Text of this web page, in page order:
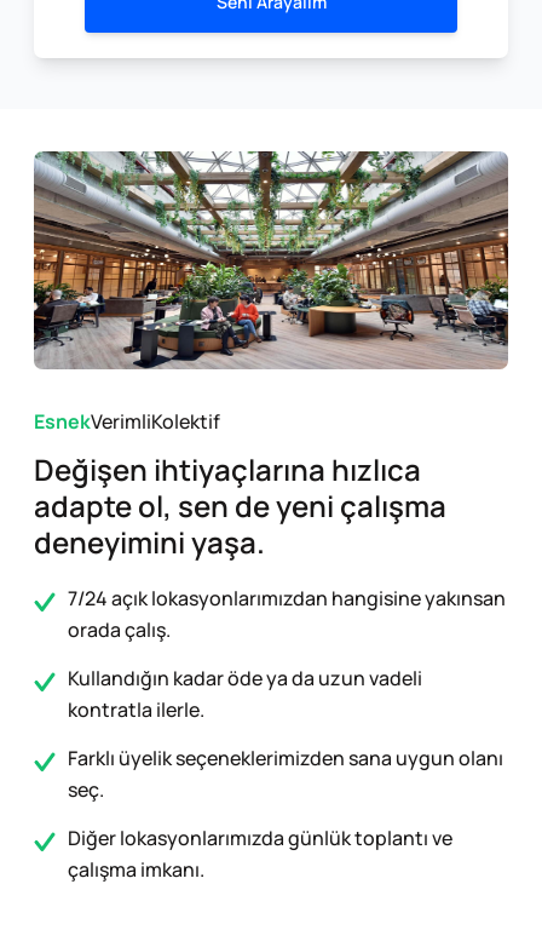
EsnekVerimliKolektif
Değişen ihtiyaçlarına hızlıca
adapte ol, sen de yeni çalışma
deneyimini yaşa.
7/24 açık lokasyonlarımızdan hangisine yakınsan
orada çalış.
Kullandığın kadar öde ya da uzun vadeli
kontratla ilerle.
Farklı üyelik seçeneklerimizden sana uygun olanı
seç.
Diğer lokasyonlarımızda günlük toplantı ve
çalışma imkanı.